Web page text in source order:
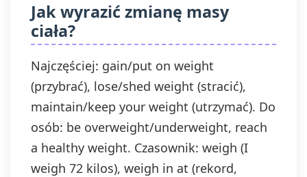
Jak wyrazić zmianę masy
ciała?
Najczęściej: gain/put on weight
(przybrać), lose/shed weight (stracić),
maintain/keep your weight (utrzymać). Do
osób: be overweight/underweight, reach
a healthy weight. Czasownik: weigh (I
weigh 72 kilos), weigh in at (rekord,